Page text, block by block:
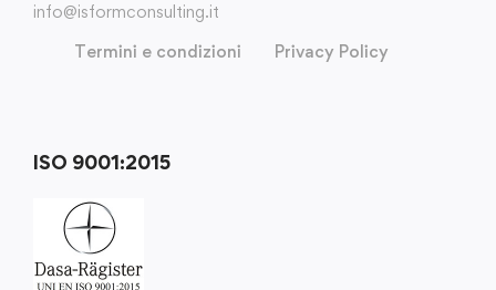
info@isformconsulting.it
Termini e condizioni
Privacy Policy
ISO 9001:2015